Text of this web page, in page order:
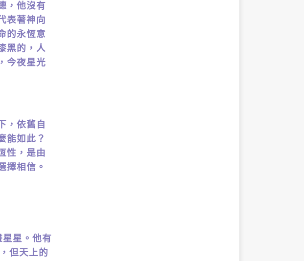
，他沒有
表著神向
的永恆意
黑的，人
今夜星光
，依舊自
能如此？
性，是由
擇相信。
星。他有
但天上的